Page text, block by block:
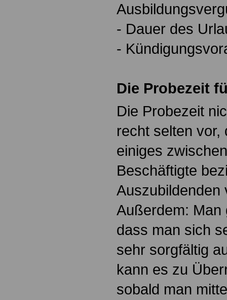
- Dauer des
-
Die Probezeit
Die Probezeit
recht selten vor,
einiges
Beschäftigte
Auszubildenden
Außerdem: Man
dass man sich
sehr sorgfältig
kann es zu
sobald man